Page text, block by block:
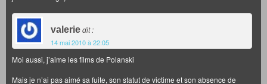
valeriedit :
14 mai 2010 à 22:05
Moi aussi, j’aime les films de Polanski
Mais je n’ai pas aimé sa fuite, son statut de victime et son absence de